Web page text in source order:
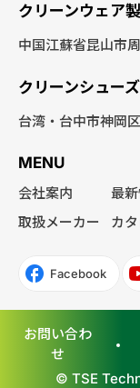
クリーンウェア
中国江蘇省昆山市
クリーンシュー
台湾・台中市神岡
MENU
会社案内 最
取扱メーカー
カ
Facebook
お問い合わ
せ
© TSE